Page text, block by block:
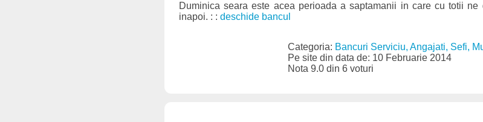
Duminica seara este acea perioada a saptamanii in care cu totii
inapoi. : : deschide bancul
Categoria: Bancuri Serviciu, Angajati, Sefi,
Pe site din data de: 10 Februarie 2014
Nota 9.0 din 6 voturi